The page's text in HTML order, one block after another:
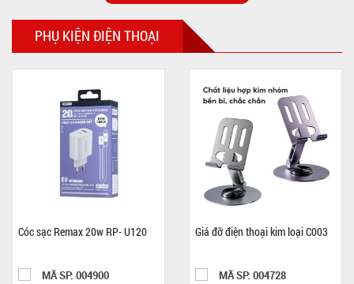
PHỤ KIỆN ĐIỆN THOẠI
Cóc sạc Remax 20w RP- U120
MÃ SP: 004900
Giá đỡ điện thoại kim loại C003
MÃ SP: 004728